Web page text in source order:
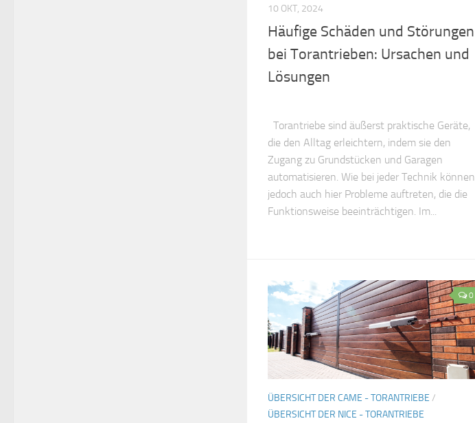
10 OKT, 2024
Häufige Schäden und Störungen
bei Torantrieben: Ursachen und
Lösungen
Torantriebe sind äußerst praktische Geräte,
die den Alltag erleichtern, indem sie den
Zugang zu Grundstücken und Garagen
automatisieren. Wie bei jeder Technik können
jedoch auch hier Probleme auftreten, die die
Funktionsweise beeinträchtigen. Im...
0
ÜBERSICHT DER CAME - TORANTRIEBE /
ÜBERSICHT DER NICE - TORANTRIEBE